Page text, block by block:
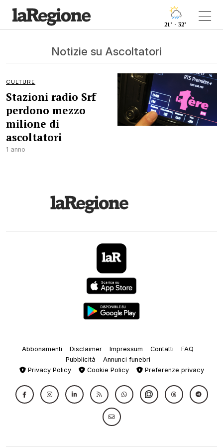
21° - 32°
Notizie su Ascoltatori
CULTURE
Stazioni radio Srf
perdono mezzo
milione di
ascoltatori
1 anno
Abbonamenti Disclaimer Impressum Contatti
FAQ
Pubblicità
Annunci funebri
Privacy Policy
Cookie Policy Preferenze privacy